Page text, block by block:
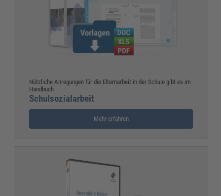
Nützliche Anregungen für die Elternarbeit in der Schule gibt es im
Handbuch
Schulsozialarbeit
Mehr erfahren